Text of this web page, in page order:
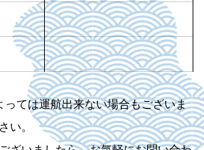
ては運航出来ない場合もございま
い。